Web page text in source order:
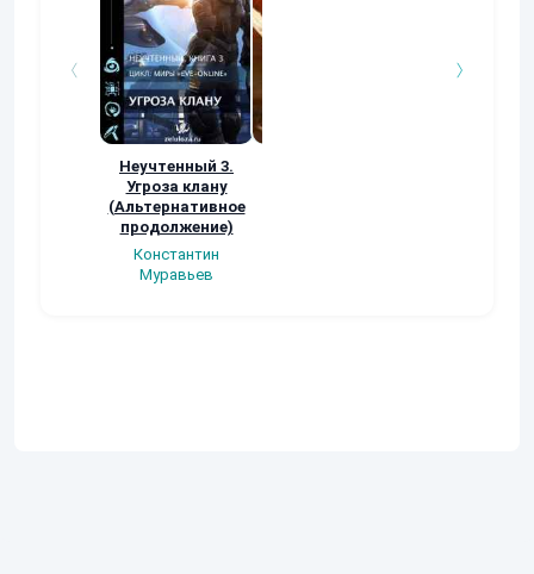
Неучтенный 3.
Угроза клану
(Альтернативное
продолжение)
Константин
Муравьев